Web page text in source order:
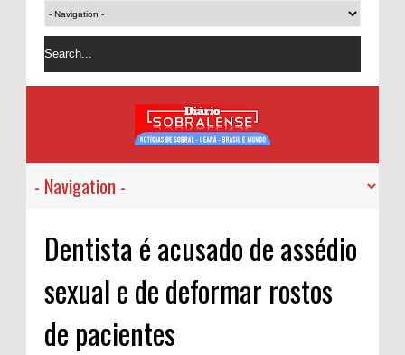
Dentista é acusado de assédio
sexual e de deformar rostos
de pacientes